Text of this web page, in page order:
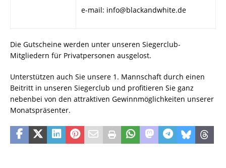
e-mail: info@blackandwhite.de
Die Gutscheine werden unter unseren Siegerclub-
Mitgliedern für Privatpersonen ausgelost.
Unterstützen auch Sie unsere 1. Mannschaft durch einen
Beitritt in unseren Siegerclub und profitieren Sie ganz
nebenbei von den attraktiven Gewinnmöglichkeiten unserer
Monatspräsenter.